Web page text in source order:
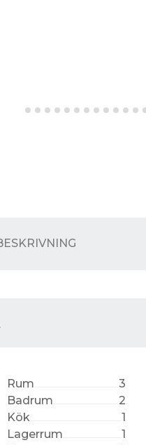
Rum
3
Badrum
2
Kök
1
Lagerrum
1